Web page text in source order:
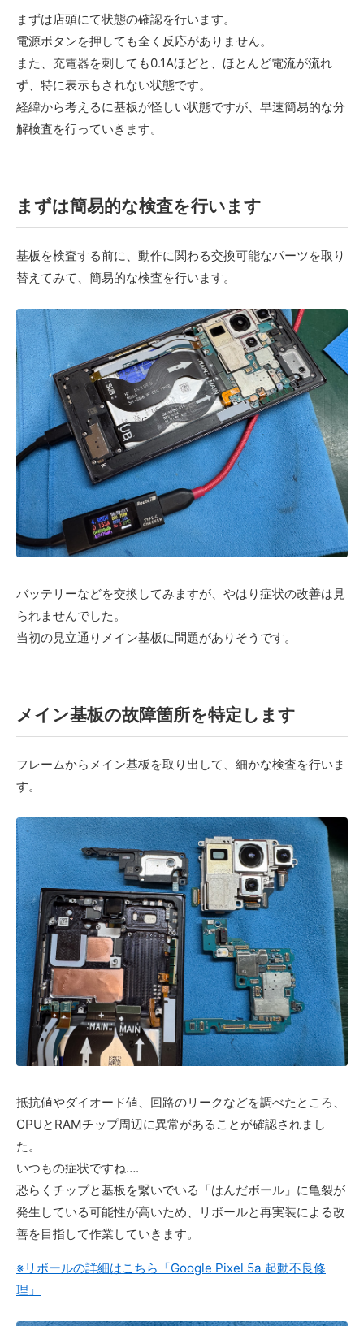
まずは店頭にて状態の確認を行います。
電源ボタンを押しても全く反応がありません。
また、充電器を刺しても0.1Aほどと、ほとんど電流が流れ
ず、特に表示もされない状態です。
経緯から考えるに基板が怪しい状態ですが、早速簡易的な分
解検査を行っていきます。
まずは簡易的な検査を行います
基板を検査する前に、動作に関わる交換可能なパーツを取り
替えてみて、簡易的な検査を行います。
バッテリーなどを交換してみますが、やはり症状の改善は見
られませんでした。
当初の見立通りメイン基板に問題がありそうです。
メイン基板の故障箇所を特定します
フレームからメイン基板を取り出して、細かな検査を行いま
す。
抵抗値やダイオード値、回路のリークなどを調べたところ、
CPUとRAMチップ周辺に異常があることが確認されまし
た。
いつもの症状ですね….
恐らくチップと基板を繋いでいる「はんだボール」に亀裂が
発生している可能性が高いため、リボールと再実装による改
善を目指して作業していきます。
※リボールの詳細はこちら「Google Pixel 5a 起動不良修
理」